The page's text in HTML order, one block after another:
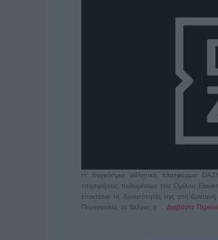
Η παγκόσμια αθλητική πλατφόρμα
επιχειρήσεις πολυμέσων του Ομίλου
επεκτείνει τις δυνατότητές της στη
Πορτογαλία, το Βέλγιο, η … Διαβάστε